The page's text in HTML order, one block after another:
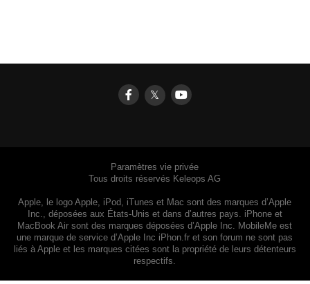
𝕏
Paramètres vie privée
Tous droits réservés Keleops AG
Apple, le logo Apple, iPod, iTunes et Mac sont des marques d’Apple
Inc., déposées aux États-Unis et dans d’autres pays. iPhone et
MacBook Air sont des marques déposées d’Apple Inc. MobileMe est
une marque de service d’Apple Inc iPhon.fr et son forum ne sont pas
liés à Apple et les marques citées sont la propriété de leurs détenteurs
respectifs.